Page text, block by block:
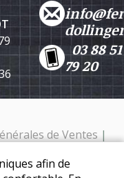
03 88 51
79 20
de Ventes |
- 67720 Hoerdt -
afin de